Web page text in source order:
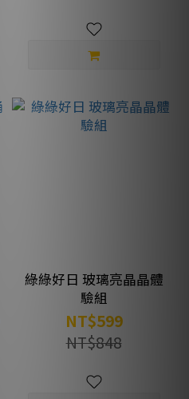
綠綠好日 玻璃亮晶晶體
驗組
NT$599
NT$848